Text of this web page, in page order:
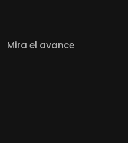
Mira el avance